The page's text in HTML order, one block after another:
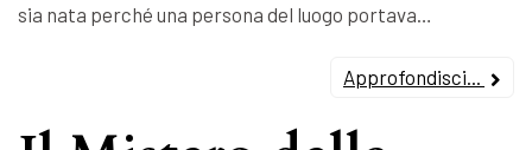
sia nata perché una persona del luogo portava…
Approfondisci...